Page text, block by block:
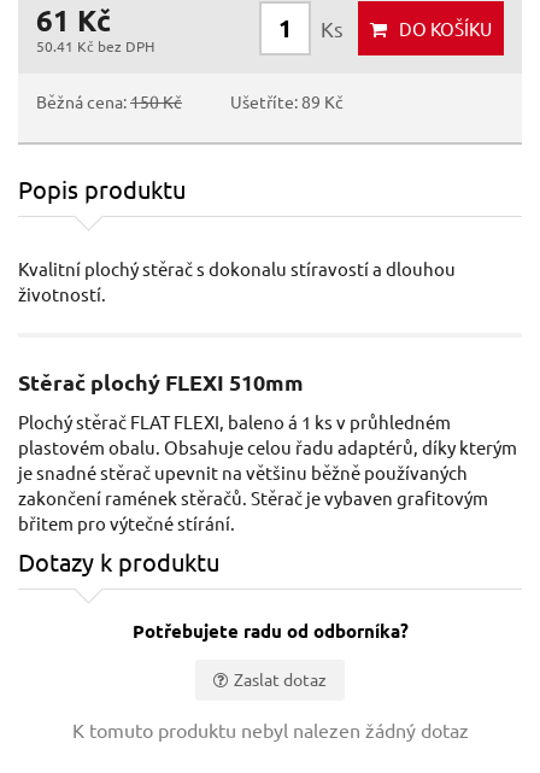
61 Kč
50.41 Kč bez DPH
Ks DO KOŠÍKU
Běžná cena:150 Kč Ušetříte: 89 Kč
Popis produktu
Kvalitní plochý stěrač s dokonalu stíravostí a dlouhou
životností.
Stěrač plochý FLEXI 510mm
Plochý stěrač FLAT FLEXI, baleno á 1 ks v průhledném
plastovém obalu. Obsahuje celou řadu adaptérů, díky kterým
je snadné stěrač upevnit na většinu běžně používaných
zakončení ramének stěračů. Stěrač je vybaven grafitovým
břitem pro výtečné stírání.
Dotazy k produktu
Potřebujete radu od odborníka?
Zaslat dotaz
K tomuto produktu nebyl nalezen žádný dotaz